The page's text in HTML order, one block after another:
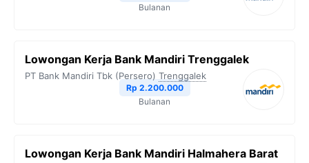
Bulanan
Lowongan Kerja Bank Mandiri Trenggalek
PT Bank Mandiri Tbk (Persero) Trenggalek
Rp 2.200.000
Bulanan
Lowongan Kerja Bank Mandiri Halmahera Barat